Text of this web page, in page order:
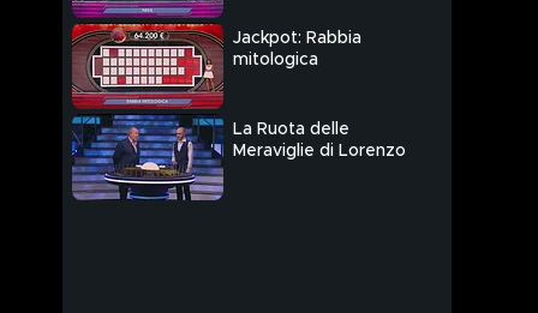
Jackpot: Rabbia
mitologica
La Ruota delle
Meraviglie di Lorenzo